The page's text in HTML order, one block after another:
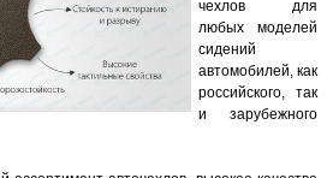
чехлов для
любых моделей
сидений
автомобилей, как
российского, так
и зарубежного